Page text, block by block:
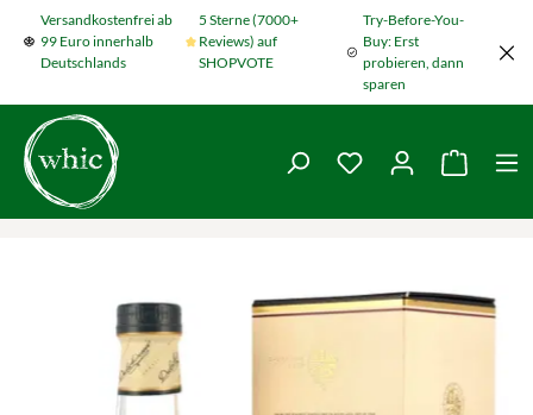
Zum Hauptinhalt springen
Versandkostenfrei ab
99 Euro innerhalb
Deutschlands
5 Sterne (7000+
Reviews) auf
SHOPVOTE
Try-Before-You-
Buy: Erst
probieren, dann
sparen
Du hast 0
Bildergalerie überspringen